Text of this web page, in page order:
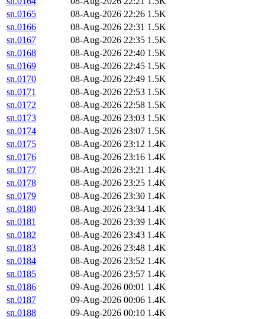
sn.0165
08-Aug-2026 22:26 1.5K
sn.0166
08-Aug-2026 22:31 1.5K
sn.0167
08-Aug-2026 22:35 1.5K
sn.0168
08-Aug-2026 22:40 1.5K
sn.0169
08-Aug-2026 22:45 1.5K
sn.0170
08-Aug-2026 22:49 1.5K
sn.0171
08-Aug-2026 22:53 1.5K
sn.0172
08-Aug-2026 22:58 1.5K
sn.0173
08-Aug-2026 23:03 1.5K
sn.0174
08-Aug-2026 23:07 1.5K
sn.0175
08-Aug-2026 23:12 1.4K
sn.0176
08-Aug-2026 23:16 1.4K
sn.0177
08-Aug-2026 23:21 1.4K
sn.0178
08-Aug-2026 23:25 1.4K
sn.0179
08-Aug-2026 23:30 1.4K
sn.0180
08-Aug-2026 23:34 1.4K
sn.0181
08-Aug-2026 23:39 1.4K
sn.0182
08-Aug-2026 23:43 1.4K
sn.0183
08-Aug-2026 23:48 1.4K
sn.0184
08-Aug-2026 23:52 1.4K
sn.0185
08-Aug-2026 23:57 1.4K
sn.0186
09-Aug-2026 00:01 1.4K
sn.0187
09-Aug-2026 00:06 1.4K
sn.0188
09-Aug-2026 00:10 1.4K